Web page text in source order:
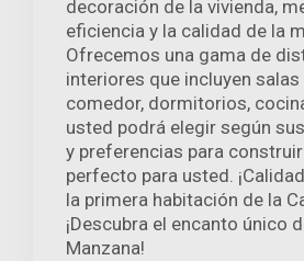
decoración de la vivienda,
eficiencia y la calidad de la
Ofrecemos una gama de
interiores que incluyen
comedor, dormitorios,
usted podrá elegir según
y preferencias para
perfecto para usted.
la primera habitación de la
¡Descubra el encanto único
Manzana!